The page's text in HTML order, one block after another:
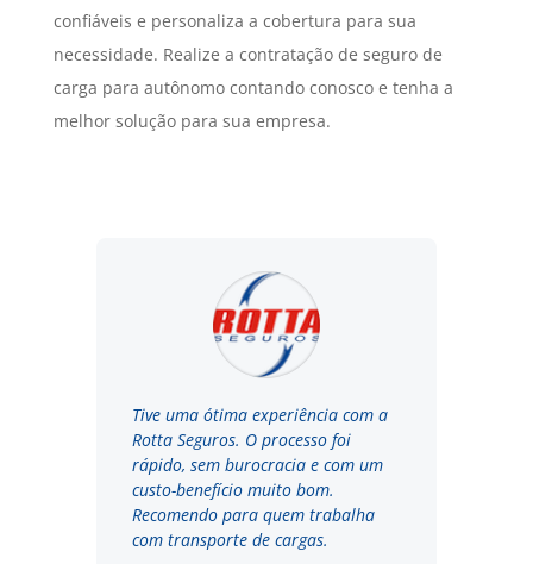
confiáveis e personaliza a cobertura para sua
necessidade. Realize a contratação de seguro de
carga para autônomo contando conosco e tenha a
melhor solução para sua empresa.
Tive uma ótima experiência com a
Rotta Seguros. O processo foi
rápido, sem burocracia e com um
custo-benefício muito bom.
Recomendo para quem trabalha
com transporte de cargas.